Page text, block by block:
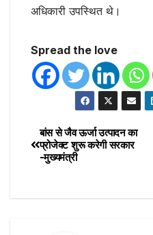
अधिकारी उपस्थित थे।
Spread the love
बांस से जैव ऊर्जा उत्पादन का
प्रोजेक्ट शुरू करेगी सरकार
-मुख्यमंत्री